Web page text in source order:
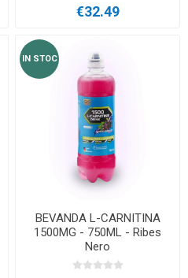
€32.49
IN STOC
BEVANDA L-CARNITINA
1500MG - 750ML - Ribes
Nero